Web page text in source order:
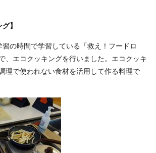
】
の時間で学習している「救え！フードロ
、エコクッキングを行いました。エコクッキ
理で使われない食材を活用して作る料理で